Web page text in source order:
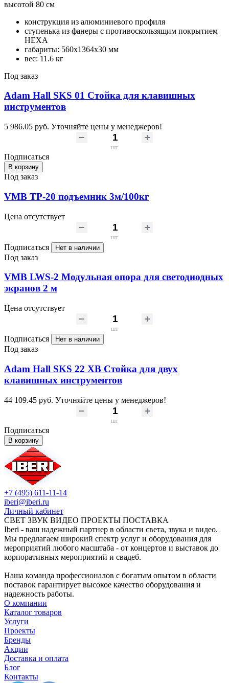
высотой 80 см
конструкция из алюминиевого профиля
ступенька из фанеры с противоскользящим покрытием
HEXA
габариты: 560х1364х30 мм
вес: 11.6 кг
Под заказ
Adam Hall SKS 01 Стойка для клавишных
инструментов
5 986.05 руб. Уточняйте цены у менеджеров!
шт
Подписаться
В корзину
Под заказ
VMB TP-20 подъемник 3м/100кг
Цена отсутствует
шт
Подписаться Нет в наличии
Под заказ
VMB LWS-2 Модульная опора для светодиодных
экранов 2 м
Цена отсутствует
шт
Подписаться Нет в наличии
Под заказ
Adam Hall SKS 22 XB Стойка для двух
клавишных инструментов
44 109.45 руб. Уточняйте цены у менеджеров!
шт
Подписаться
В корзину
+7 (495) 611-11-14
iberi@iberi.ru
Личный кабинет
СВЕТ ЗВУК ВИДЕО ПРОЕКТЫ ПОСТАВКА
Iberi - ваш надежный партнер в области света, звука и видео.
Мы предлагаем широкий спектр услуг и оборудования для
мероприятий любого масштаба - от концертов и выставок до
корпоративных мероприятий и свадеб.
Наша команда профессионалов с богатым опытом в области
поставок гарантирует высокое качество оборудования и
надежность работы.
О компании
Каталог товаров
Услуги
Проекты
Бренды
Акции
Доставка и оплата
Блог
Контакты